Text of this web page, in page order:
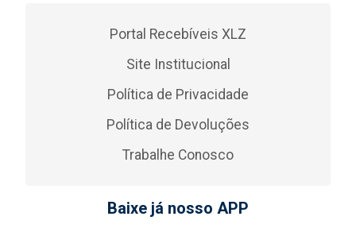
Portal Recebíveis XLZ
Site Institucional
Política de Privacidade
Política de Devoluções
Trabalhe Conosco
Baixe já nosso APP